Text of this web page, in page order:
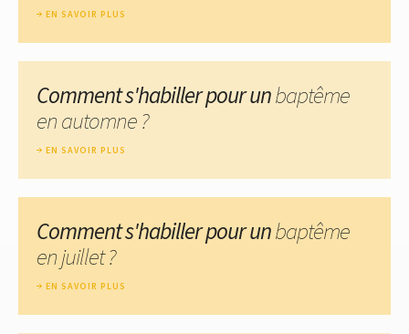
EN SAVOIR PLUS
Comment s'habiller pour unbaptême
en automne ?
EN SAVOIR PLUS
Comment s'habiller pour unbaptême
en juillet ?
EN SAVOIR PLUS